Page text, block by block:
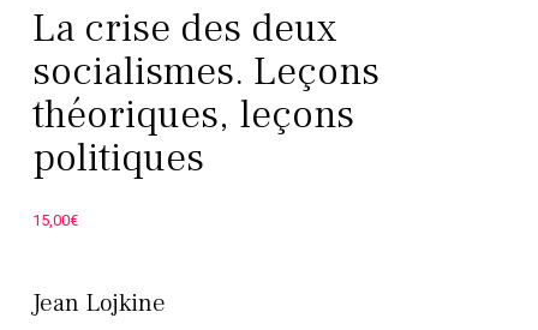
La crise des deux
socialismes. Leçons
théoriques, leçons
politiques
15,00€
Jean Lojkine